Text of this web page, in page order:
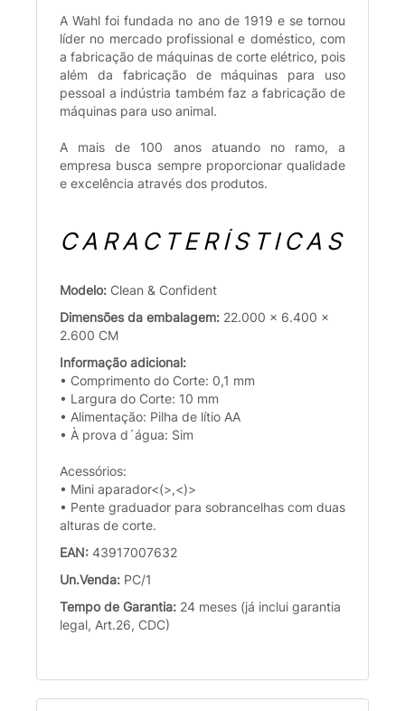
A Wahl foi fundada no ano de 1919 e se tornou
líder no mercado profissional e doméstico, com
a fabricação de máquinas de corte elétrico, pois
além da fabricação de máquinas para uso
pessoal a indústria também faz a fabricação de
máquinas para uso animal.
A mais de 100 anos atuando no ramo, a
empresa busca sempre proporcionar qualidade
e excelência através dos produtos.
CARACTERÍSTICAS
Modelo: Clean & Confident
Dimensões da embalagem: 22.000 x 6.400 x
2.600 CM
Informação adicional:
• Comprimento do Corte: 0,1 mm
• Largura do Corte: 10 mm
• Alimentação: Pilha de lítio AA
• À prova d´água: Sim
Acessórios:
• Mini aparador<(>,<)>
• Pente graduador para sobrancelhas com duas
alturas de corte.
EAN: 43917007632
Un.Venda: PC/1
Tempo de Garantia: 24 meses (já inclui garantia
legal, Art.26, CDC)